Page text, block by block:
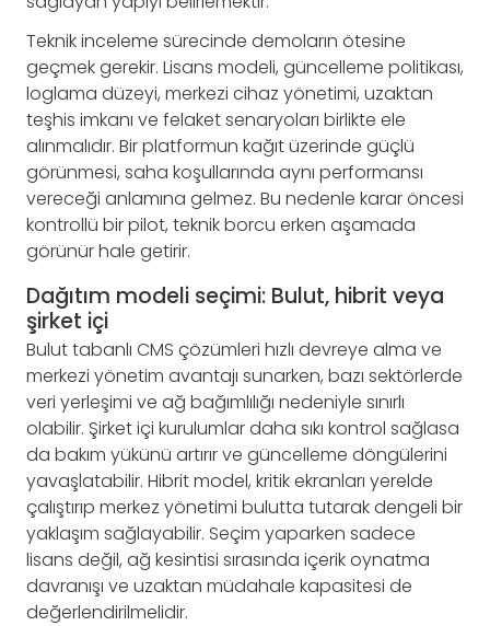
Teknik inceleme sürecinde demoların ötesine
geçmek gerekir. Lisans modeli, güncelleme politikası,
loglama düzeyi, merkezi cihaz yönetimi, uzaktan
teşhis imkanı ve felaket senaryoları birlikte ele
alınmalıdır. Bir platformun kağıt üzerinde güçlü
görünmesi, saha koşullarında aynı performansı
vereceği anlamına gelmez. Bu nedenle karar öncesi
kontrollü bir pilot, teknik borcu erken aşamada
görünür hale getirir.
Dağıtım modeli seçimi: Bulut, hibrit veya
şirket içi
Bulut tabanlı CMS çözümleri hızlı devreye alma ve
merkezi yönetim avantajı sunarken, bazı sektörlerde
veri yerleşimi ve ağ bağımlılığı nedeniyle sınırlı
olabilir. Şirket içi kurulumlar daha sıkı kontrol sağlasa
da bakım yükünü artırır ve güncelleme döngülerini
yavaşlatabilir. Hibrit model, kritik ekranları yerelde
çalıştırıp merkez yönetimi bulutta tutarak dengeli bir
yaklaşım sağlayabilir. Seçim yaparken sadece
lisans değil, ağ kesintisi sırasında içerik oynatma
davranışı ve uzaktan müdahale kapasitesi de
değerlendirilmelidir.